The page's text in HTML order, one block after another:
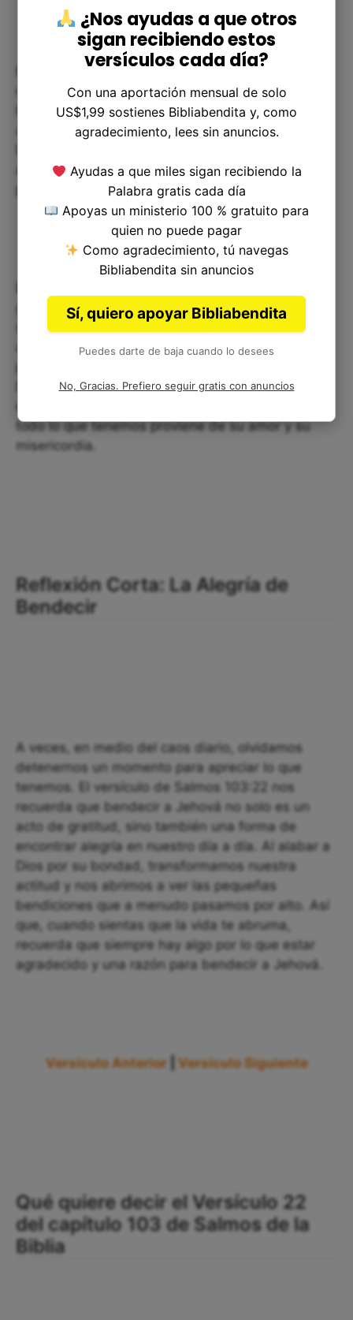
Bendecir a Jehová es un hábito que debe ser
cultivado en nuestra vida diaria. Podemos
bendecirle en nuestra oración diaria, en la
adoración en la iglesia y en todo lo que hacemos.
a Dios, estamos reconociendo su soberanía y su
poder en nuestras vidas.
grandeza de nuestro Dios y a bendecirle en todas
sus obras y lugares de su señorío. A medida que
aprendemos a bendecir a Dios en todo, nuestra
perspectiva cambia y nuestra fe en él crece.
Debemos cultivar el hábito de bendecir a Jehová
en todo momento y en todo lugar, y recordar que
todo lo que tenemos proviene de su amor y su
misericordia.
Reflexión Corta: La Alegría de
Bendecir
A veces, en medio del caos diario, olvidamos
detenernos un momento para apreciar lo que
tenemos. El versículo de Salmos 103:22 nos
recuerda que bendecir a Jehová no solo es un
acto de gratitud, sino también una forma de
encontrar alegría en nuestro día a día. Al alabar a
Dios por su bondad, transformamos nuestra
actitud y nos abrimos a ver las pequeñas
bendiciones que a menudo pasamos por alto. Así
que, cuando sientas que la vida te abruma,
recuerda que siempre hay algo por lo que estar
agradecido y una razón para bendecir a Jehová.
Versículo Anterior Versículo Siguiente
Qué quiere decir el Versículo 22
del capítulo 103 de Salmos de la
Biblia
¿Nos ayudas a que otros
sigan recibiendo estos
versículos cada día?
Con una aportación mensual de solo
US$1,99 sostienes Bibliabendita y, como
agradecimiento, lees sin anuncios.
Ayudas a que miles sigan recibiendo la
Palabra gratis cada día
Apoyas un ministerio 100 % gratuito para
quien no puede pagar
Como agradecimiento, tú navegas
Bibliabendita sin anuncios
Sí, quiero apoyar Bibliabendita
Puedes darte de baja cuando lo desees
No, Gracias. Prefiero seguir gratis con anuncios